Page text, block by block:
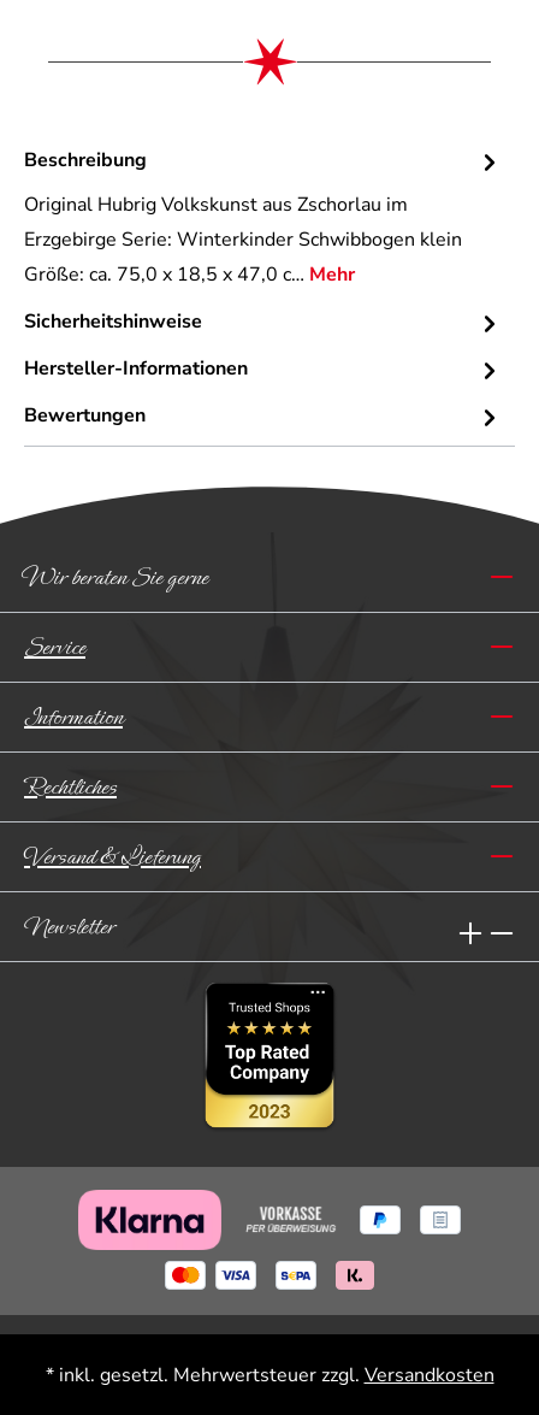
Beschreibung
Original Hubrig Volkskunst aus Zschorlau im
Erzgebirge Serie: Winterkinder Schwibbogen klein
Größe: ca. 75,0 x 18,5 x 47,0 c… Mehr
Sicherheitshinweise
Hersteller-Informationen
Bewertungen
Wir beraten Sie gerne
Service
Information
Rechtliches
Versand & Lieferung
Newsletter
* inkl. gesetzl. Mehrwertsteuer zzgl. Versandkosten